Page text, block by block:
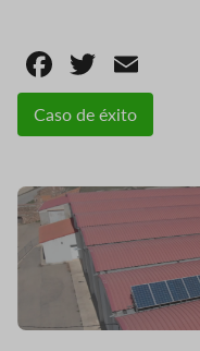
Facebook
Twitter
Caso de éxito